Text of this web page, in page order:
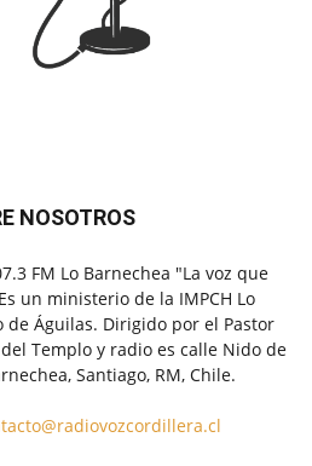
NOSOTROS
FM Lo Barnechea "La voz que
un ministerio de la IMPCH Lo
de Águilas. Dirigido por el Pastor
Templo y radio es calle Nido de
Santiago, RM, Chile.